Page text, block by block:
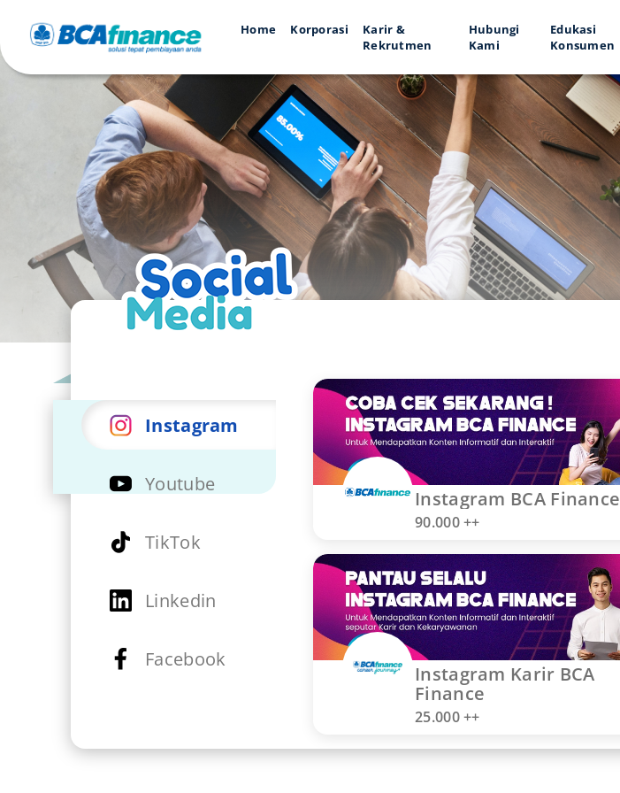
Home Korporasi
Karir &
Rekrutmen
Hubungi
Kami
Edukasi
Konsumen
Instagram
Youtube
TikTok
Linkedin
Facebook
Instagram BCA Finance
90.000 ++
Instagram Karir BCA
Finance
25.000 ++